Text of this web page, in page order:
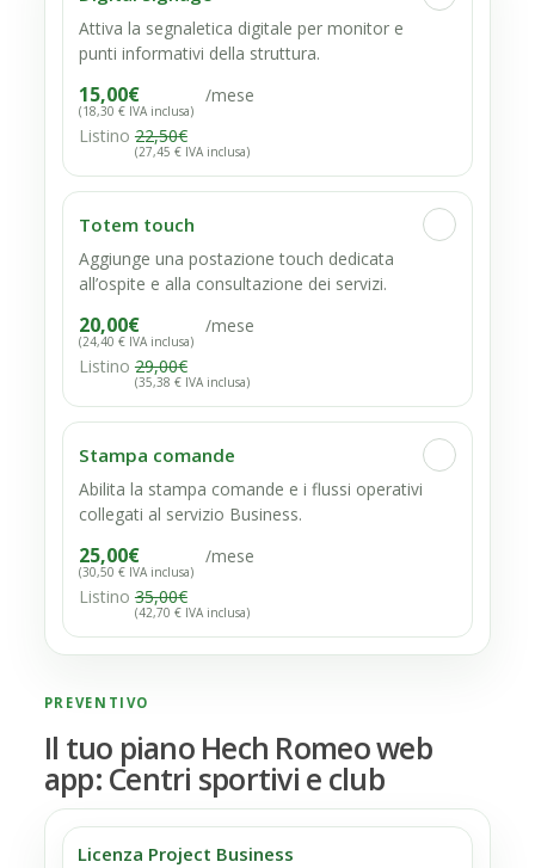
Attiva la segnaletica digitale per monitor e
punti informativi della struttura.
15,00€
(18,30 € IVA inclusa)
/mese
Listino22,50€
(27,45 € IVA inclusa)
Totem touch
Aggiunge una postazione touch dedicata
all’ospite e alla consultazione dei servizi.
20,00€
(24,40 € IVA inclusa)
/mese
Listino29,00€
(35,38 € IVA inclusa)
Stampa comande
Abilita la stampa comande e i flussi operativi
collegati al servizio Business.
25,00€
(30,50 € IVA inclusa)
/mese
Listino35,00€
(42,70 € IVA inclusa)
PREVENTIVO
Il tuo piano Hech Romeo web
app: Centri sportivi e club
Licenza Project Business